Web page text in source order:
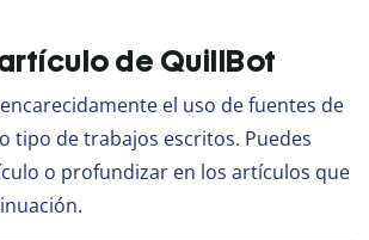
de QuillBot
el uso de fuentes de
tipo de trabajos escritos. Puedes
o profundizar en los artículos que